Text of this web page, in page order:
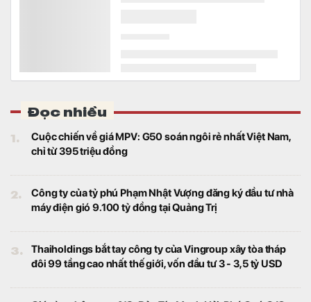
Đọc nhiều
1.
Cuộc chiến về giá MPV: G50 soán ngôi rẻ nhất Việt Nam,
chỉ từ 395 triệu đồng
2.
Công ty của tỷ phú Phạm Nhật Vượng đăng ký đầu tư nhà
máy điện gió 9.100 tỷ đồng tại Quảng Trị
3.
Thaiholdings bắt tay công ty của Vingroup xây tòa tháp
đôi 99 tầng cao nhất thế giới, vốn đầu tư 3 - 3,5 tỷ USD